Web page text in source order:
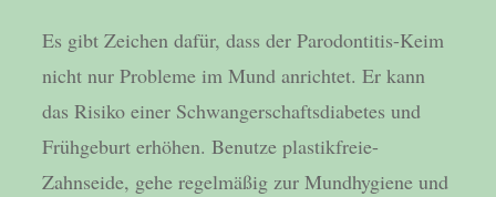
Es gibt Zeichen dafür, dass der Parodontitis-Keim
nicht nur Probleme im Mund anrichtet. Er kann
das Risiko einer Schwangerschaftsdiabetes und
Frühgeburt erhöhen. Benutze plastikfreie-
Zahnseide, gehe regelmäßig zur Mundhygiene und